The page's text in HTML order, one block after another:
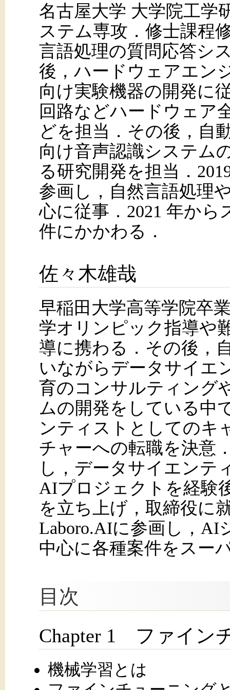
名古屋大学 大学院工学
ステム専攻．修士課程
言語処理の質問応答シ
後，ハードウェアエン
向け実験機器の開発に
回路などハードウェア
どを担当．その後，自
向け音声認識システム
る研究開発を担当．
参画し，自然言語処理
心に従事．2021 年か
件にかかわる．
佐々木雄哉
早稲田大学高等学院卒
学オリンピック指導や
導に携わる．その後，
いながらデータサイエ
育のコンサルティング
ムの開発をしている中
ンティストとしてのキ
チャーへの転職を決意
し，データサイエンテ
AIプロジェクトを経験
を立ち上げ，取締役に
Laboro.AIに参画し，AI
中心に各種案件をスー
目次
Chapter 1 ファイン
機械学習とは